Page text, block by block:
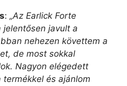
: „Az Earlick Forte
jelentősen javult a
nehezen követtem a
de most sokkal
Nagyon elégedett
termékkel és ajánlom